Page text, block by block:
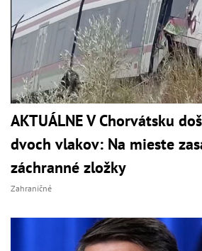
AKTUÁLNE V Chorvátsku
dvoch vlakov: Na mieste
záchranné zložky
Zahraničné